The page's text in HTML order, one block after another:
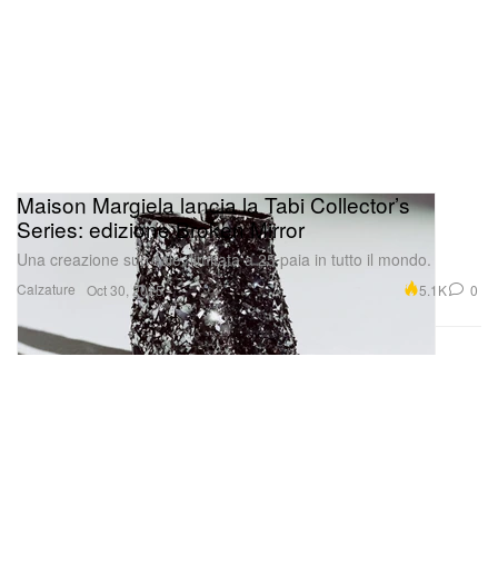
Calzature
Maison Margiela lancia la Tabi Collector’s
Series: edizione Broken Mirror
Una creazione surreale, limitata a 25 paia in tutto il mondo.
Oct 30, 2025 5.1K 0